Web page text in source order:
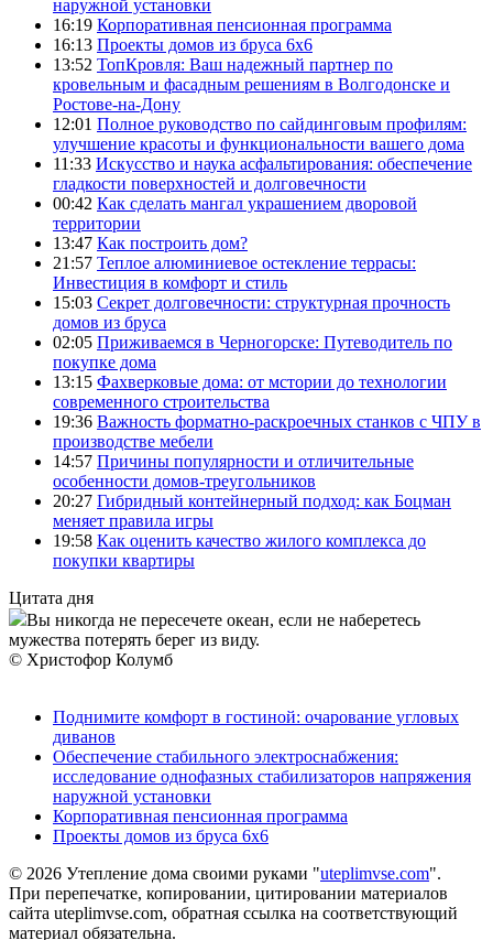
наружной установки
16:19 Корпоративная пенсионная программа
16:13 Проекты домов из бруса 6х6
13:52 ТопКровля: Ваш надежный партнер по
кровельным и фасадным решениям в Волгодонске и
Ростове-на-Дону
12:01 Полное руководство по сайдинговым профилям:
улучшение красоты и функциональности вашего дома
11:33 Искусство и наука асфальтирования: обеспечение
гладкости поверхностей и долговечности
00:42 Как сделать мангал украшением дворовой
территории
13:47 Как построить дом?
21:57 Теплое алюминиевое остекление террасы:
Инвестиция в комфорт и стиль
15:03 Секрет долговечности: структурная прочность
домов из бруса
02:05 Приживаемся в Черногорске: Путеводитель по
покупке дома
13:15 Фахверковые дома: от мстории до технологии
современного строительства
19:36 Важность форматно-раскроечных станков с ЧПУ в
производстве мебели
14:57 Причины популярности и отличительные
особенности домов-треугольников
20:27 Гибридный контейнерный подход: как Боцман
меняет правила игры
19:58 Как оценить качество жилого комплекса до
покупки квартиры
Цитата дня
Вы никогда не пересечете океан, если не наберетесь
мужества потерять берег из виду.
© Христофор Колумб
Поднимите комфорт в гостиной: очарование угловых
диванов
Обеспечение стабильного электроснабжения:
исследование однофазных стабилизаторов напряжения
наружной установки
Корпоративная пенсионная программа
Проекты домов из бруса 6х6
© 2026 Утепление дома своими руками "uteplimvse.com".
При перепечатке, копировании, цитировании материалов
сайта uteplimvse.com, обратная ссылка на соответствующий
материал обязательна.